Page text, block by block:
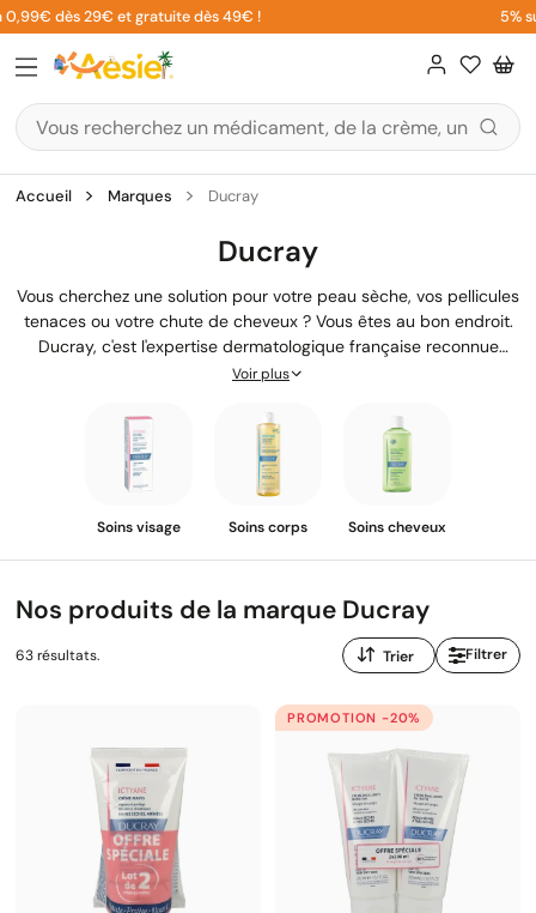
Aller
au
contenu
dès 29€ et gratuite dès 49€ ! 5% sur
Accueil Marques Ducray
Ducray
Vous cherchez une solution pour votre peau sèche, vos pellicules
tenaces ou votre chute de cheveux ? Vous êtes au bon endroit.
Ducray, c'est l'expertise dermatologique française reconnue
depuis plus de 90 ans. Les Laboratoires Dermatologiques
Groupe Pierre Fabre et proposent des
soins pour la peau
formulés avec rigueur. Que vous ayez une peau grasse,
une peau à tendance psoriasique ou des problèmes de cuir
chevelu, la marque Ducray développe des produits
recommandés par les dermatologues et adaptés à chaque
Voir plus
Soins visage Soins corps Soins cheveux
Nos produits de la marque Ducray
63 résultats.
Trier
par
:
Filtrer
PROMOTION -20%